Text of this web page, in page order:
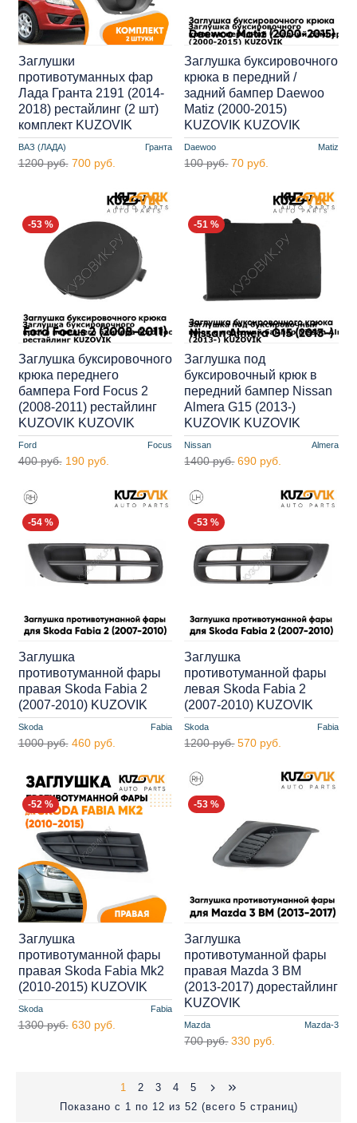
ВАЗ (ЛАДА) Гранта
Заглушки
противотуманных фар
Лада Гранта 2191 (2014-
2018) рестайлинг (2 шт)
комплект KUZOVIK
1200 руб. 700 руб.
Daewoo Matiz
Заглушка буксировочного
крюка в передний /
задний бампер Daewoo
Matiz (2000-2015)
KUZOVIK KUZOVIK
100 руб. 70 руб.
-53 %
Ford Focus
Заглушка буксировочного
крюка переднего
бампера Ford Focus 2
(2008-2011) рестайлинг
KUZOVIK KUZOVIK
400 руб. 190 руб.
-51 %
Nissan Almera
Заглушка под
буксировочный крюк в
передний бампер Nissan
Almera G15 (2013-)
KUZOVIK KUZOVIK
1400 руб. 690 руб.
-54 %
Skoda Fabia
Заглушка
противотуманной фары
правая Skoda Fabia 2
(2007-2010) KUZOVIK
1000 руб. 460 руб.
-53 %
Skoda Fabia
Заглушка
противотуманной фары
левая Skoda Fabia 2
(2007-2010) KUZOVIK
1200 руб. 570 руб.
-52 %
Skoda Fabia
Заглушка
противотуманной фары
правая Skoda Fabia Mk2
(2010-2015) KUZOVIK
1300 руб. 630 руб.
-53 %
Mazda Mazda-3
Заглушка
противотуманной фары
правая Mazda 3 BM
(2013-2017) дорестайлинг
KUZOVIK
700 руб. 330 руб.
1 2 3 4
5
Показано с 1 по 12 из 52 (всего 5 страниц)